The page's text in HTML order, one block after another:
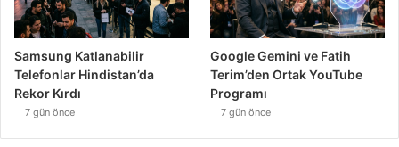
Samsung Katlanabilir
Telefonlar Hindistan’da
Rekor Kırdı
7 gün önce
Google Gemini ve Fatih
Terim’den Ortak YouTube
Programı
7 gün önce